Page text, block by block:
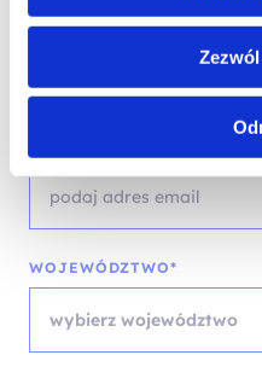
TELEFON KONTAKTOWY*
WOJEWÓDZTWO*
wybierz województwo